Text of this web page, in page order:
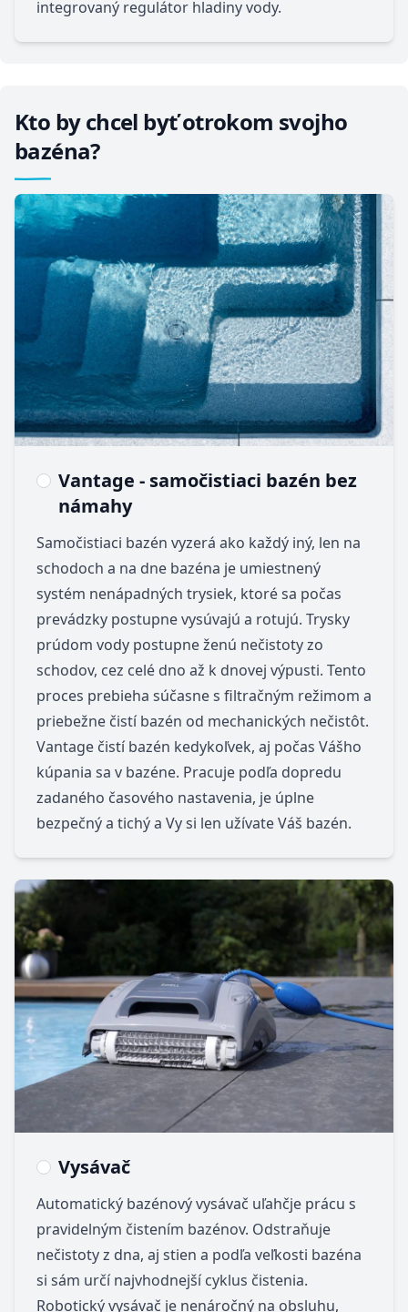
integrovaný regulátor hladiny vody.
Kto by chcel byť otrokom svojho
bazéna?
Vantage - samočistiaci bazén bez
námahy
Samočistiaci bazén vyzerá ako každý iný, len na
schodoch a na dne bazéna je umiestnený
systém nenápadných trysiek, ktoré sa počas
prevádzky postupne vysúvajú a rotujú. Trysky
prúdom vody postupne ženú nečistoty zo
schodov, cez celé dno až k dnovej výpusti. Tento
proces prebieha súčasne s filtračným režimom a
priebežne čistí bazén od mechanických nečistôt.
Vantage čistí bazén kedykoľvek, aj počas Vášho
kúpania sa v bazéne. Pracuje podľa dopredu
zadaného časového nastavenia, je úplne
bezpečný a tichý a Vy si len užívate Váš bazén.
Vysávač
Automatický bazénový vysávač uľahčje prácu s
pravidelným čistením bazénov. Odstraňuje
nečistoty z dna, aj stien a podľa veľkosti bazéna
si sám určí najvhodnejší cyklus čistenia.
Robotický vysávač je nenáročný na obsluhu,